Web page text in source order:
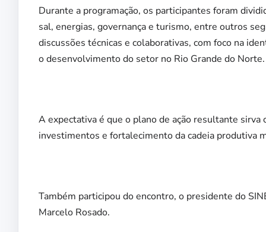
Durante a programação, os participantes foram
sal, energias, governança e turismo, entre outros
discussões técnicas e colaborativas, com foco na
o desenvolvimento do setor no Rio Grande do Norte.
A expectativa é que o plano de ação resultante
investimentos e fortalecimento da cadeia produtiva
Também participou do encontro, o presidente do
Marcelo Rosado.